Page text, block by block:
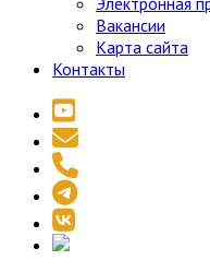
Вакансии
Карта сайта
Контакты
youtube
email
telegram
vk